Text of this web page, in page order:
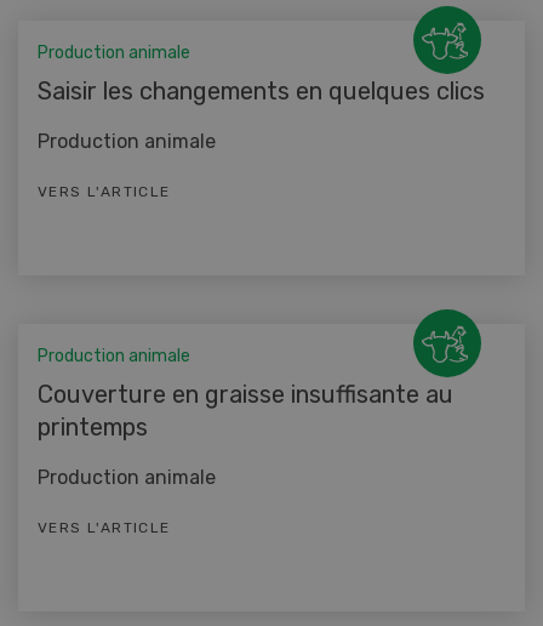
Production animale
Saisir les changements en quelques clics
Production animale
VERS L'ARTICLE
Production animale
Couverture en graisse insuffisante au
printemps
Production animale
VERS L'ARTICLE